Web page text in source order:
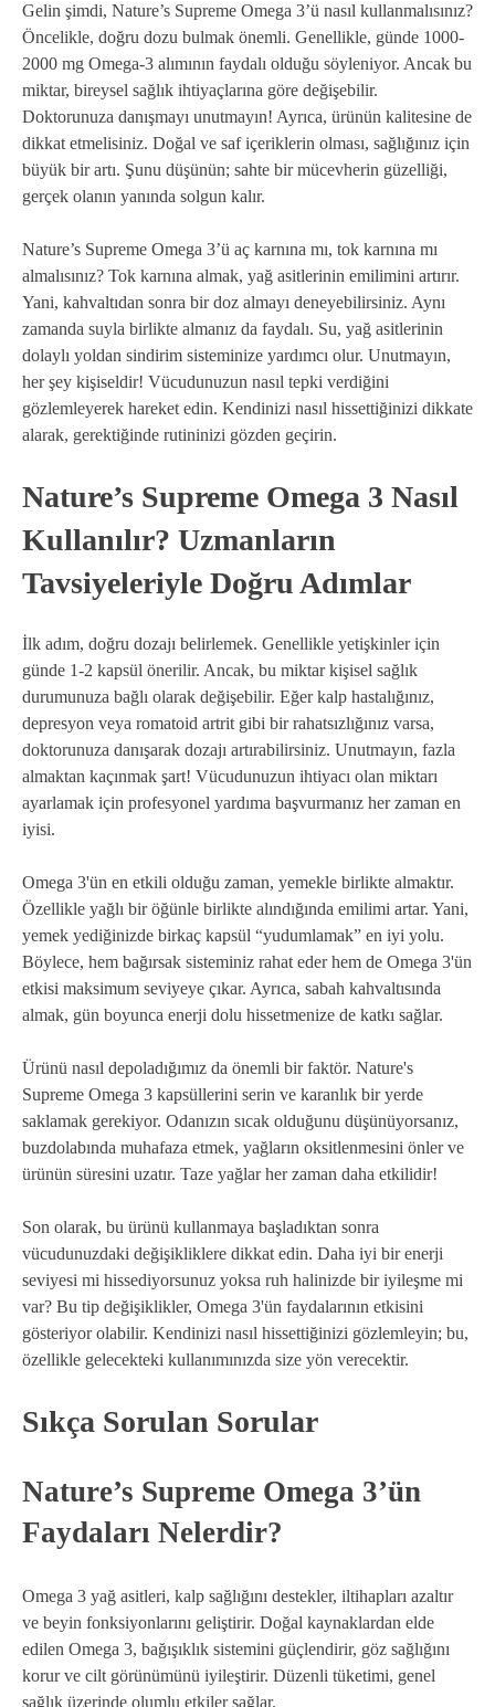
Gelin şimdi, Nature’s Supreme Omega 3’ü nasıl kullanmalısınız?
Öncelikle, doğru dozu bulmak önemli. Genellikle, günde 1000-
2000 mg Omega-3 alımının faydalı olduğu söyleniyor. Ancak bu
miktar, bireysel sağlık ihtiyaçlarına göre değişebilir.
Doktorunuza danışmayı unutmayın! Ayrıca, ürünün kalitesine de
dikkat etmelisiniz. Doğal ve saf içeriklerin olması, sağlığınız için
büyük bir artı. Şunu düşünün; sahte bir mücevherin güzelliği,
gerçek olanın yanında solgun kalır.
Nature’s Supreme Omega 3’ü aç karnına mı, tok karnına mı
almalısınız? Tok karnına almak, yağ asitlerinin emilimini artırır.
Yani, kahvaltıdan sonra bir doz almayı deneyebilirsiniz. Aynı
zamanda suyla birlikte almanız da faydalı. Su, yağ asitlerinin
dolaylı yoldan sindirim sisteminize yardımcı olur. Unutmayın,
her şey kişiseldir! Vücudunuzun nasıl tepki verdiğini
gözlemleyerek hareket edin. Kendinizi nasıl hissettiğinizi dikkate
alarak, gerektiğinde rutininizi gözden geçirin.
Nature’s Supreme Omega 3 Nasıl
Kullanılır? Uzmanların
Tavsiyeleriyle Doğru Adımlar
İlk adım, doğru dozajı belirlemek. Genellikle yetişkinler için
günde 1-2 kapsül önerilir. Ancak, bu miktar kişisel sağlık
durumunuza bağlı olarak değişebilir. Eğer kalp hastalığınız,
depresyon veya romatoid artrit gibi bir rahatsızlığınız varsa,
doktorunuza danışarak dozajı artırabilirsiniz. Unutmayın, fazla
almaktan kaçınmak şart! Vücudunuzun ihtiyacı olan miktarı
ayarlamak için profesyonel yardıma başvurmanız her zaman en
iyisi.
Omega 3'ün en etkili olduğu zaman, yemekle birlikte almaktır.
Özellikle yağlı bir öğünle birlikte alındığında emilimi artar. Yani,
yemek yediğinizde birkaç kapsül “yudumlamak” en iyi yolu.
Böylece, hem bağırsak sisteminiz rahat eder hem de Omega 3'ün
etkisi maksimum seviyeye çıkar. Ayrıca, sabah kahvaltısında
almak, gün boyunca enerji dolu hissetmenize de katkı sağlar.
Ürünü nasıl depoladığımız da önemli bir faktör. Nature's
Supreme Omega 3 kapsüllerini serin ve karanlık bir yerde
saklamak gerekiyor. Odanızın sıcak olduğunu düşünüyorsanız,
buzdolabında muhafaza etmek, yağların oksitlenmesini önler ve
ürünün süresini uzatır. Taze yağlar her zaman daha etkilidir!
Son olarak, bu ürünü kullanmaya başladıktan sonra
vücudunuzdaki değişikliklere dikkat edin. Daha iyi bir enerji
seviyesi mi hissediyorsunuz yoksa ruh halinizde bir iyileşme mi
var? Bu tip değişiklikler, Omega 3'ün faydalarının etkisini
gösteriyor olabilir. Kendinizi nasıl hissettiğinizi gözlemleyin; bu,
özellikle gelecekteki kullanımınızda size yön verecektir.
Sıkça Sorulan Sorular
Nature’s Supreme Omega 3’ün
Faydaları Nelerdir?
Omega 3 yağ asitleri, kalp sağlığını destekler, iltihapları azaltır
ve beyin fonksiyonlarını geliştirir. Doğal kaynaklardan elde
edilen Omega 3, bağışıklık sistemini güçlendirir, göz sağlığını
korur ve cilt görünümünü iyileştirir. Düzenli tüketimi, genel
sağlık üzerinde olumlu etkiler sağlar.